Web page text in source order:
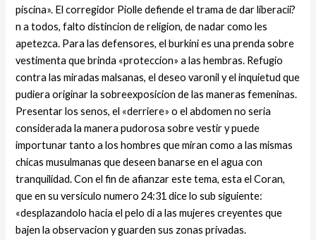
piscina». El corregidor Piolle defiende el trama de dar liberacii?
n a todos, falto distincion de religion, de nadar como les
apetezca. Para las defensores, el burkini es una prenda sobre
vestimenta que brinda «proteccion» a las hembras. Refugio
contra las miradas malsanas, el deseo varonil y el inquietud que
pudiera originar la sobreexposicion de las maneras femeninas.
Presentar los senos, el «derriere» o el abdomen no seri­a
considerada la manera pudorosa sobre vestir y puede
importunar tanto a los hombres que miran como a las mismas
chicas musulmanas que deseen banarse en el agua con
tranquilidad. Con el fin de afianzar este tema, esta el Coran,
que en su versiculo numero 24:31 dice lo sub siguiente:
«desplazandolo hacia el pelo di a las mujeres creyentes que
bajen la observacion y guarden sus zonas privadas.